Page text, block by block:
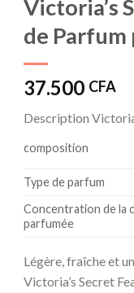
Victoria’s
de Parfum
37.500 CFA
Description
composition
Type de parfum
Concentration de la
parfumée
Légère, fraîche et
Victoria’s Secret